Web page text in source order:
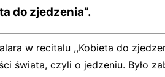
do zjedzenia”.
w recitalu ,,Kobieta do
świata, czyli o jedzeniu. Było